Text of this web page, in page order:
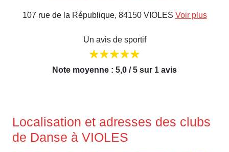
107 rue de la République, 84150 VIOLES Voir plus
Un avis de sportif
Note moyenne : 5,0 / 5 sur 1 avis
Localisation et adresses des clubs
de Danse à VIOLES